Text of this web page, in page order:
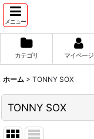
メニュー
カテゴリ マイページ
ホーム > TONNY SOX
TONNY SOX